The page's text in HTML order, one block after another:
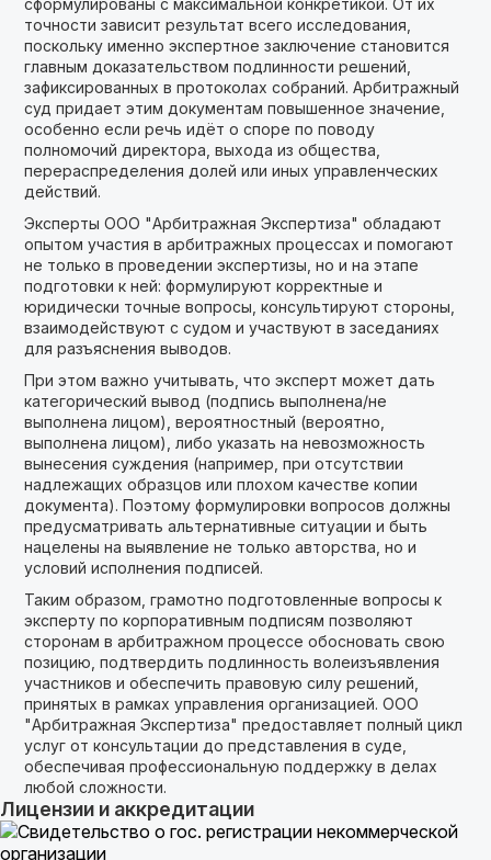
сформулированы с максимальной конкретикой. От их
точности зависит результат всего исследования,
поскольку именно экспертное заключение становится
главным доказательством подлинности решений,
зафиксированных в протоколах собраний. Арбитражный
суд придает этим документам повышенное значение,
особенно если речь идёт о споре по поводу
полномочий директора, выхода из общества,
перераспределения долей или иных управленческих
действий.
Эксперты ООО "Арбитражная Экспертиза" обладают
опытом участия в арбитражных процессах и помогают
не только в проведении экспертизы, но и на этапе
подготовки к ней: формулируют корректные и
юридически точные вопросы, консультируют стороны,
взаимодействуют с судом и участвуют в заседаниях
для разъяснения выводов.
При этом важно учитывать, что эксперт может дать
категорический вывод (подпись выполнена/не
выполнена лицом), вероятностный (вероятно,
выполнена лицом), либо указать на невозможность
вынесения суждения (например, при отсутствии
надлежащих образцов или плохом качестве копии
документа). Поэтому формулировки вопросов должны
предусматривать альтернативные ситуации и быть
нацелены на выявление не только авторства, но и
условий исполнения подписей.
Таким образом, грамотно подготовленные вопросы к
эксперту по корпоративным подписям позволяют
сторонам в арбитражном процессе обосновать свою
позицию, подтвердить подлинность волеизъявления
участников и обеспечить правовую силу решений,
принятых в рамках управления организацией. ООО
"Арбитражная Экспертиза" предоставляет полный цикл
услуг от консультации до представления в суде,
обеспечивая профессиональную поддержку в делах
любой сложности.
Лицензии и аккредитации